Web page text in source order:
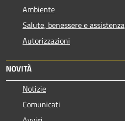
Ambiente
Salute, benessere e assistenza
Autorizzazioni
NOVITÀ
Notizie
Comunicati